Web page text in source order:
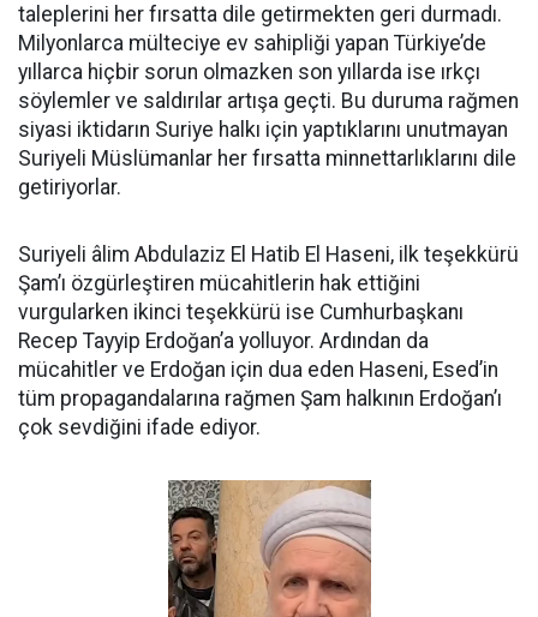
taleplerini her fırsatta dile getirmekten geri durmadı.
Milyonlarca mülteciye ev sahipliği yapan Türkiye’de
yıllarca hiçbir sorun olmazken son yıllarda ise ırkçı
söylemler ve saldırılar artışa geçti. Bu duruma rağmen
siyasi iktidarın Suriye halkı için yaptıklarını unutmayan
Suriyeli Müslümanlar her fırsatta minnettarlıklarını dile
getiriyorlar.
Suriyeli âlim Abdulaziz El Hatib El Haseni, ilk teşekkürü
Şam’ı özgürleştiren mücahitlerin hak ettiğini
vurgularken ikinci teşekkürü ise Cumhurbaşkanı
Recep Tayyip Erdoğan’a yolluyor. Ardından da
mücahitler ve Erdoğan için dua eden Haseni, Esed’in
tüm propagandalarına rağmen Şam halkının Erdoğan’ı
çok sevdiğini ifade ediyor.